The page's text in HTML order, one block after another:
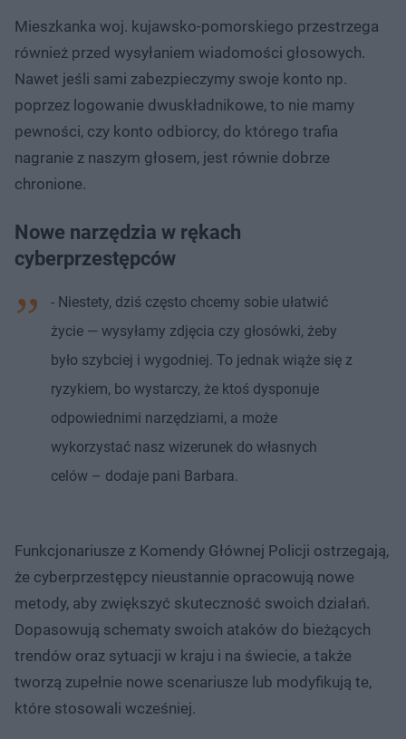
Mieszkanka woj. kujawsko-pomorskiego przestrzega
również przed wysyłaniem wiadomości głosowych.
Nawet jeśli sami zabezpieczymy swoje konto np.
poprzez logowanie dwuskładnikowe, to nie mamy
pewności, czy konto odbiorcy, do którego trafia
nagranie z naszym głosem, jest równie dobrze
chronione.
Nowe narzędzia w rękach
cyberprzestępców
- Niestety, dziś często chcemy sobie ułatwić
życie — wysyłamy zdjęcia czy głosówki, żeby
było szybciej i wygodniej. To jednak wiąże się z
ryzykiem, bo wystarczy, że ktoś dysponuje
odpowiednimi narzędziami, a może
wykorzystać nasz wizerunek do własnych
celów – dodaje pani Barbara.
Funkcjonariusze z Komendy Głównej Policji ostrzegają,
że cyberprzestępcy nieustannie opracowują nowe
metody, aby zwiększyć skuteczność swoich działań.
Dopasowują schematy swoich ataków do bieżących
trendów oraz sytuacji w kraju i na świecie, a także
tworzą zupełnie nowe scenariusze lub modyfikują te,
które stosowali wcześniej.